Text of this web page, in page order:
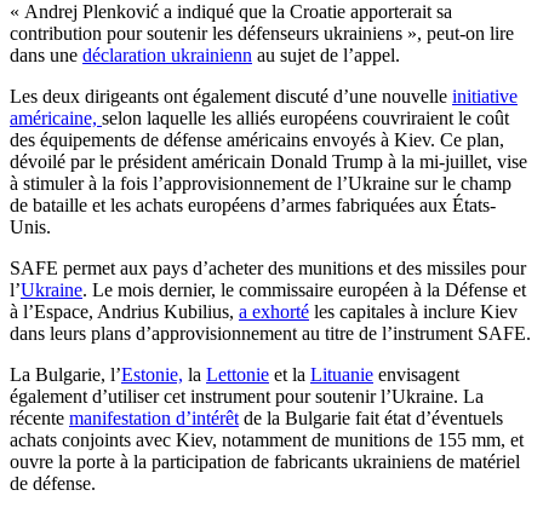
« Andrej Plenković a indiqué que la Croatie apporterait sa
contribution pour soutenir les défenseurs ukrainiens », peut-on lire
dans une déclaration ukrainienn au sujet de l’appel.
Les deux dirigeants ont également discuté d’une nouvelle initiative
américaine, selon laquelle les alliés européens couvriraient le coût
des équipements de défense américains envoyés à Kiev. Ce plan,
dévoilé par le président américain Donald Trump à la mi-juillet, vise
à stimuler à la fois l’approvisionnement de l’Ukraine sur le champ
de bataille et les achats européens d’armes fabriquées aux États-
Unis.
SAFE permet aux pays d’acheter des munitions et des missiles pour
l’Ukraine. Le mois dernier, le commissaire européen à la Défense et
à l’Espace, Andrius Kubilius, a exhorté les capitales à inclure Kiev
dans leurs plans d’approvisionnement au titre de l’instrument SAFE.
La Bulgarie, l’Estonie, la Lettonie et la Lituanie envisagent
également d’utiliser cet instrument pour soutenir l’Ukraine. La
récente manifestation d’intérêt de la Bulgarie fait état d’éventuels
achats conjoints avec Kiev, notamment de munitions de 155 mm, et
ouvre la porte à la participation de fabricants ukrainiens de matériel
de défense.